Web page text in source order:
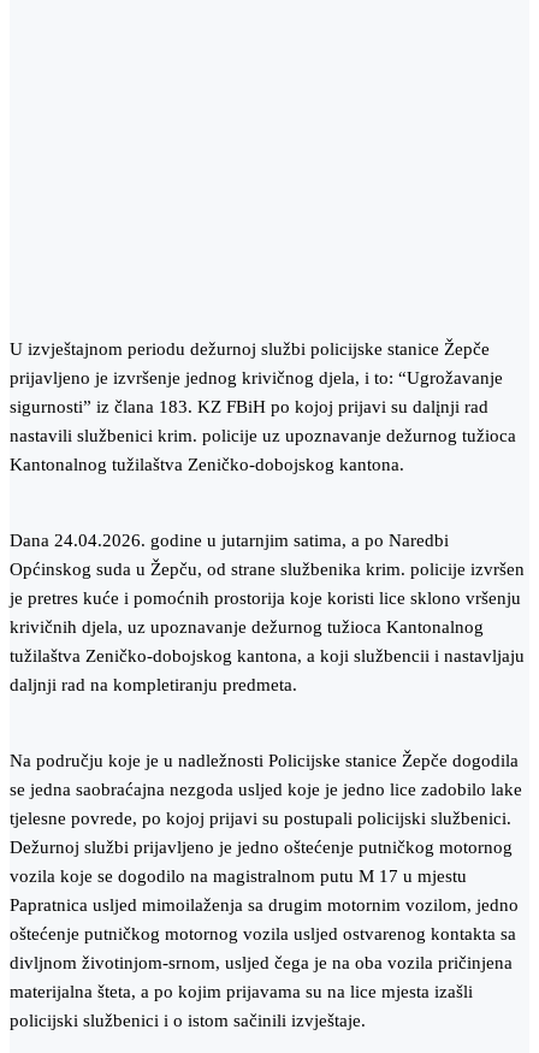
U izvještajnom periodu dežurnoj službi policijske stanice Žepče
prijavljeno je izvršenje jednog krivičnog djela, i to: “Ugrožavanje
sigurnosti” iz člana 183. KZ FBiH po kojoj prijavi su dalįnji rad
nastavili službenici krim. policije uz upoznavanje dežurnog tužioca
Kantonalnog tužilaštva Zeničko-dobojskog kantona.
Dana 24.04.2026. godine u jutarnjim satima, a po Naredbi
Općinskog suda u Žepču, od strane službenika krim. policije izvršen
je pretres kuće i pomoćnih prostorija koje koristi lice sklono vršenju
krivičnih djela, uz upoznavanje dežurnog tužioca Kantonalnog
tužilaštva Zeničko-dobojskog kantona, a koji službencii i nastavljaju
daljnji rad na kompletiranju predmeta.
Na području koje je u nadležnosti Policijske stanice Žepče dogodila
se jedna saobraćajna nezgoda usljed koje je jedno lice zadobilo lake
tjelesne povrede, po kojoj prijavi su postupali policijski službenici.
Dežurnoj službi prijavljeno je jedno oštećenje putničkog motornog
vozila koje se dogodilo na magistralnom putu M 17 u mjestu
Papratnica usljed mimoilaženja sa drugim motornim vozilom, jedno
oštećenje putničkog motornog vozila usljed ostvarenog kontakta sa
divljnom životinjom-srnom, usljed čega je na oba vozila pričinjena
materijalna šteta, a po kojim prijavama su na lice mjesta izašli
policijski službenici i o istom sačinili izvještaje.